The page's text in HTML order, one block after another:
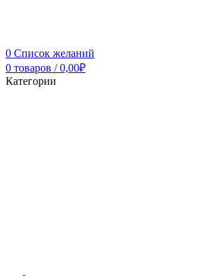
0 Список желаний
0 товаров / 0,00₽
Категории